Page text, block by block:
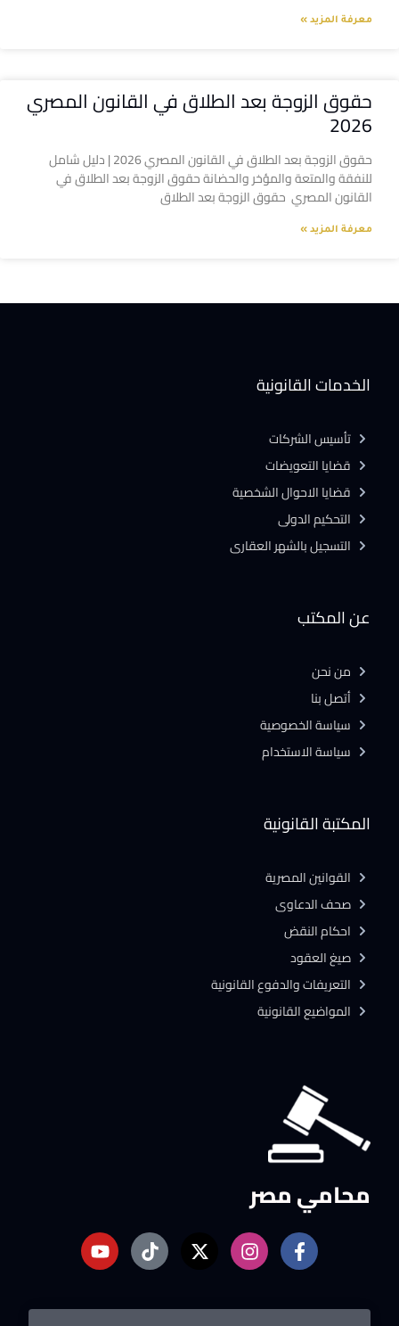
معرفة المزيد »
حقوق الزوجة بعد الطلاق في القانون المصري
2026
حقوق الزوجة بعد الطلاق في القانون المصري 2026 | دليل شامل
للنفقة والمتعة والمؤخر والحضانة حقوق الزوجة بعد الطلاق في
القانون المصري حقوق الزوجة بعد الطلاق
معرفة المزيد »
محامي مصر
المكتبة القانونية
القوانين المصرية
صحف الدعاوى
احكام النقض
صيغ العقود
التعريفات والدفوع القانونية
المواضيع القانونية
عن المكتب
من نحن
أتصل بنا
سياسة الخصوصية
سياسة الاستخدام
الخدمات القانونية
تأسيس الشركات
قضايا التعويضات
قضايا الاحوال الشخصية
التحكيم الدولى
التسجيل بالشهر العقارى